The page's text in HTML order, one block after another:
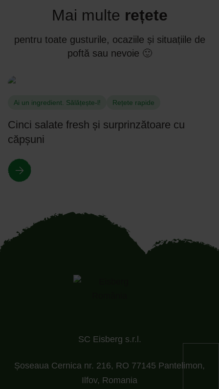
Mai multe rețete
pentru toate gusturile, ocaziile și situațiile de
poftă sau nevoie 🙂
Ai un ingredient. Sălățește-l! Rețete rapide
Cinci salate fresh și surprinzătoare cu
căpșuni
SC Eisberg s.r.l.
Șoseaua Cernica nr. 216, RO 77145 Pantelimon,
Ilfov, Romania